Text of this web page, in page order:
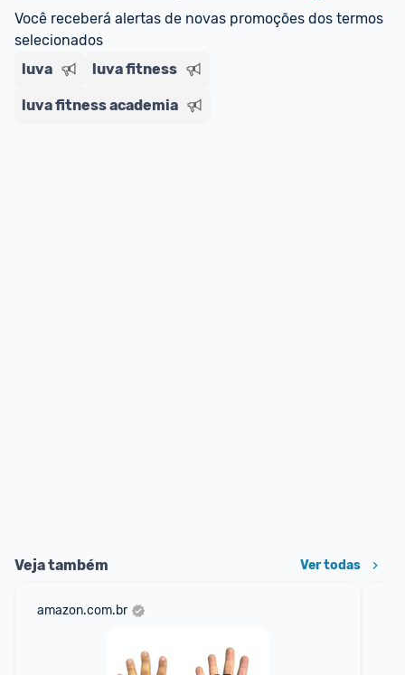
Você receberá alertas de novas promoções dos termos
selecionados
luva
luva fitness
luva fitness academia
Veja também Ver todas
amazon.com.br